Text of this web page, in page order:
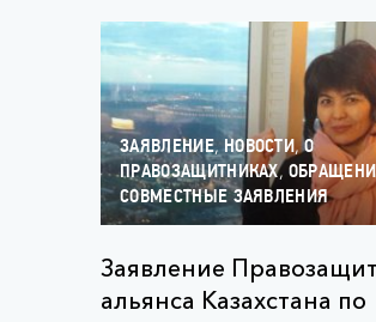
ЗАЯВЛЕНИЕ,НОВОСТИ,О
ПРАВОЗАЩИТНИКАХ,
СОВМЕСТНЫЕ ЗАЯВЛЕНИЯ
Заявление
альянса Казахстана по